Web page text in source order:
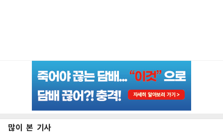
많이 본 기사